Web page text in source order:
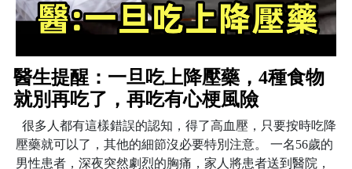
醫生提醒：一旦吃上降壓藥，4種食物
就別再吃了，再吃有心梗風險
很多人都有這樣錯誤的認知，得了高血壓，只要按時吃降
壓藥就可以了，其他的細節沒必要特別注意。 一名56歲的
男性患者，深夜突然劇烈的胸痛，家人將患者送到醫院，